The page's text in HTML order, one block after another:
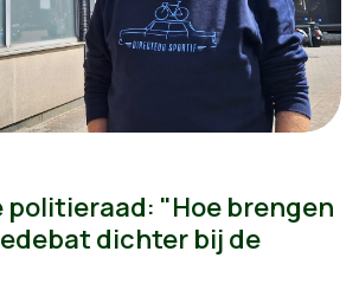
politieraad: "Hoe brengen
dichter bij de